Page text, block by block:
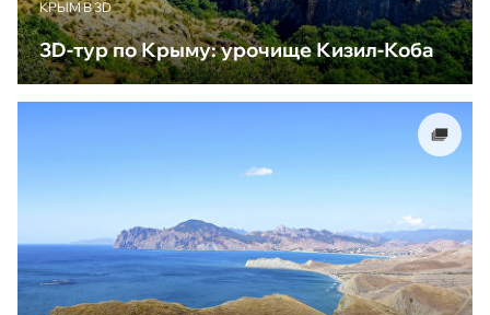
КРЫМ В 3D
3D-тур по Крыму: урочище Кизил-Коба